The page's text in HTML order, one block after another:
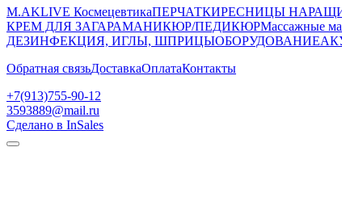
M.AKLIVE КосмецевтикаПЕРЧАТКИРЕСНИЦЫ
КРЕМ ДЛЯ ЗАГАРАМАНИКЮР/ПЕДИКЮРМассажные
ДЕЗИНФЕКЦИЯ, ИГЛЫ, ШПРИЦЫОБОРУДОВАНИЕ
Обратная связьДоставкаОплатаКонтакты
+7(913)755-90-12
3593889@mail.ru
Сделано в InSales